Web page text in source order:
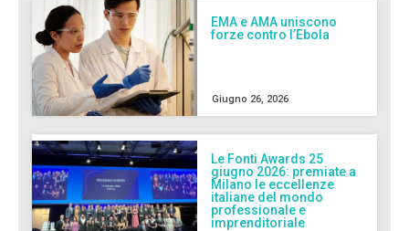
EMA e AMA uniscono
forze contro l’Ebola
Giugno 26, 2026
Le Fonti Awards 25
giugno 2026: premiate a
Milano le eccellenze
italiane del mondo
professionale e
imprenditoriale